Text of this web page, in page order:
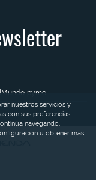
Mundo pyme
nuestros servicios y
con sus preferencias
navegando,
u obtener más